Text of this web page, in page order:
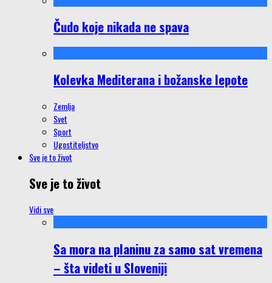
Čudo koje nikada ne spava
Kolevka Mediterana i božanske lepote
Zemlja
Svet
Sport
Ugostiteljstvo
Sve je to život
Sve je to život
Vidi sve
Sa mora na planinu za samo sat vremena
– šta videti u Sloveniji